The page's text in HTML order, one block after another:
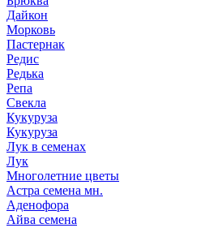
Дайкон
Морковь
Пастернак
Редис
Редька
Репа
Свекла
Кукуруза
Кукуруза
Лук в семенах
Лук
Многолетние цветы
Астра семена мн.
Аденофора
Айва семена